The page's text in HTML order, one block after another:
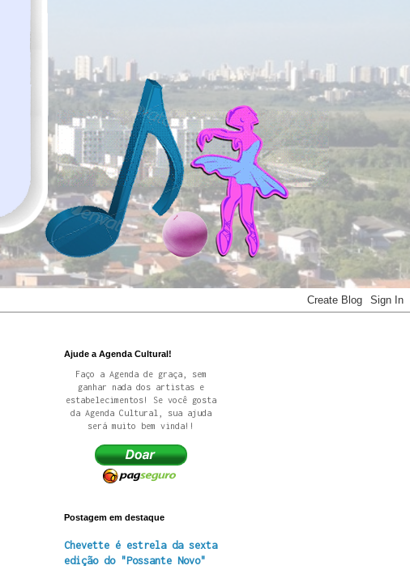
Ajude a Agenda Cultural!
Faço a Agenda de graça, sem
ganhar nada dos artistas e
estabelecimentos! Se você gosta
da Agenda Cultural, sua ajuda
será muito bem vinda!!
Postagem em destaque
Chevette é estrela da sexta
edição do "Possante Novo"